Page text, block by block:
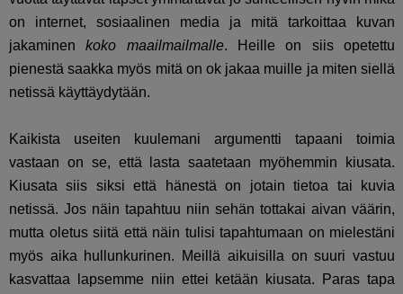
on internet, sosiaalinen media ja mitä tarkoittaa kuvan
jakaminenkoko maailmailmalle. Heille on siis opetettu
pienestä saakka myös mitä on ok jakaa muille ja miten siellä
netissä käyttäydytään.
Kaikista useiten kuulemani argumentti tapaani toimia
vastaan on se, että lasta saatetaan myöhemmin kiusata.
Kiusata siis siksi että hänestä on jotain tietoa tai kuvia
netissä. Jos näin tapahtuu niin sehän tottakai aivan väärin,
mutta oletus siitä että näin tulisi tapahtumaan on mielestäni
myös aika hullunkurinen. Meillä aikuisilla on suuri vastuu
kasvattaa lapsemme niin ettei ketään kiusata. Paras tapa